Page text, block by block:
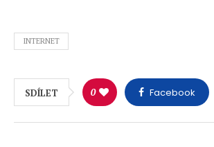
INTERNET
SDÍLET 0 Facebook